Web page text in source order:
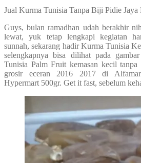
Jual Kurma Tunisia Tanpa Biji Pidie
Guys, bulan ramadhan udah berakhir
lewat, yuk tetap lengkapi kegiatan
sunnah, sekarang hadir Kurma Tunisia
selengkapnya bisa dilihat pada
Tunisia Palm Fruit kemasan kecil
grosir eceran 2016 2017 di
Hypermart 500gr. Get it fast, sebelum